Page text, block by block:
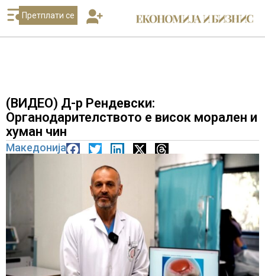
Претплати се
(ВИДЕО) Д-р Рендевски:
Органодарителството е висок морален и
хуман чин
Македонија